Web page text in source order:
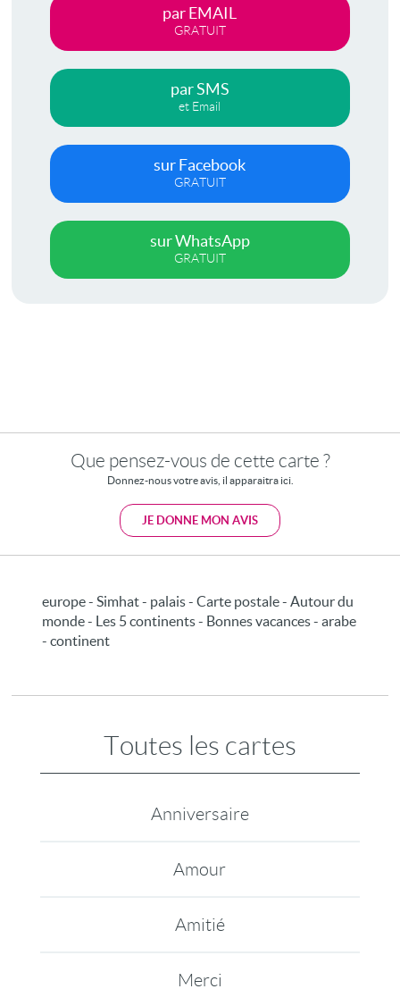
par EMAIL
GRATUIT
par SMS
et Email
sur Facebook
GRATUIT
sur WhatsApp
GRATUIT
Que pensez-vous de cette carte ?
Donnez-nous votre avis, il apparaitra ici.
JE DONNE MON AVIS
europe - Simhat - palais - Carte postale - Autour du
monde - Les 5 continents - Bonnes vacances - arabe
- continent
Toutes les cartes
Anniversaire
Amour
Amitié
Merci